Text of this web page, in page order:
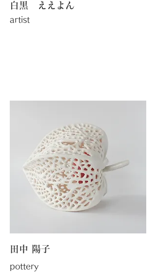
白黒 ええよん
artist
田中 陽子
pottery